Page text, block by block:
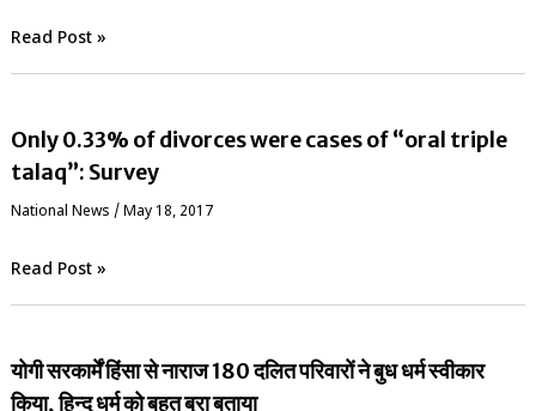
Read Post »
Only 0.33% of divorces were cases of “oral triple
talaq”: Survey
National News /May 18, 2017
Read Post »
योगी सरकार्में हिंसा से नाराज 180 दलित परिवारों ने बुध धर्म स्वीकार
किया, हिन्दू धर्म को बहुत बुरा बताया